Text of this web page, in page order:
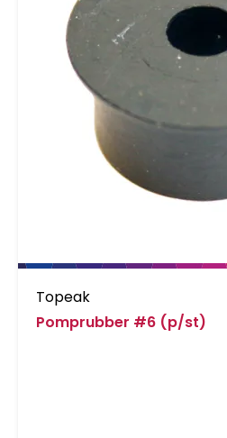
Topeak
Pomprubber #6 (p/st)